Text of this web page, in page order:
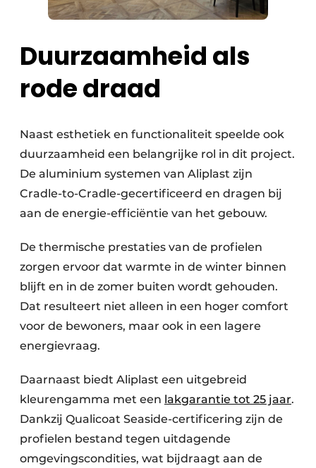
Duurzaamheid als
rode draad
Naast esthetiek en functionaliteit speelde ook
duurzaamheid een belangrijke rol in dit project.
De aluminium systemen van Aliplast zijn
Cradle-to-Cradle-gecertificeerd en dragen bij
aan de energie-efficiëntie van het gebouw.
De thermische prestaties van de profielen
zorgen ervoor dat warmte in de winter binnen
blijft en in de zomer buiten wordt gehouden.
Dat resulteert niet alleen in een hoger comfort
voor de bewoners, maar ook in een lagere
energievraag.
Daarnaast biedt Aliplast een uitgebreid
kleurengamma met een lakgarantie tot 25 jaar.
Dankzij Qualicoat Seaside-certificering zijn de
profielen bestand tegen uitdagende
omgevingscondities, wat bijdraagt aan de